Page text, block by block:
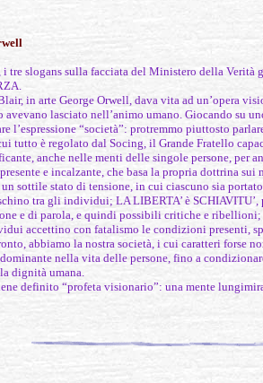
i tre slogans sulla facciata del Ministero della
in arte George Orwell, dava vita ad un’opera
avevano lasciato nell’animo umano. Giocando su
l’espressione “società”: protremmo piuttosto
tutto è regolato dal Socing, il Grande Fratello
anche nelle menti delle singole persone, per
e incalzante, che basa la propria dottrina
sottile stato di tensione, in cui ciascuno sia
tra gli individui; LA LIBERTA’ è
e di parola, e quindi possibili critiche e
accettino con fatalismo le condizioni presenti,
abbiamo la nostra società, i cui caratteri forse
nella vita delle persone, fino a
dignità umana.
definito “profeta visionario”: una mente